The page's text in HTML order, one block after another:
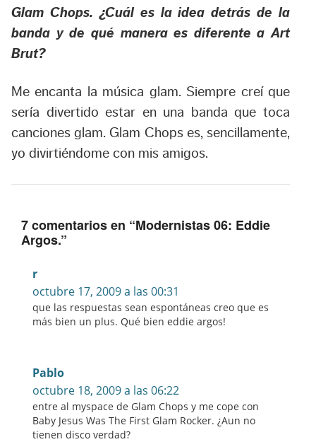
Glam Chops. ¿Cuál es la idea detrás de la
banda y de qué manera es diferente a Art
Brut?
Me encanta la música glam. Siempre creí que
sería divertido estar en una banda que toca
canciones glam. Glam Chops es, sencillamente,
yo divirtiéndome con mis amigos.
7 comentarios en “Modernistas 06: Eddie
Argos.”
r
octubre 17, 2009 a las 00:31
que las respuestas sean espontáneas creo que es
más bien un plus. Qué bien eddie argos!
Pablo
octubre 18, 2009 a las 06:22
entre al myspace de Glam Chops y me cope con
Baby Jesus Was The First Glam Rocker. ¿Aun no
tienen disco verdad?